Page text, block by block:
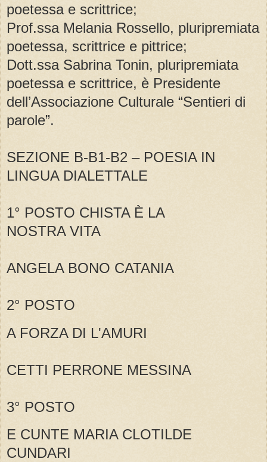
poetessa e scrittrice;
Prof.ssa Melania Rossello, pluripremiata
poetessa, scrittrice e pittrice;
Dott.ssa Sabrina Tonin, pluripremiata
poetessa e scrittrice, è Presidente
dell’Associazione Culturale “Sentieri di
parole”.
SEZIONE B-B1-B2 – POESIA IN
LINGUA DIALETTALE
1° POSTO CHISTA È LA
NOSTRA VITA
ANGELA BONO CATANIA
2° POSTO
A FORZA DI L'AMURI
CETTI PERRONE MESSINA
3° POSTO
E CUNTE MARIA CLOTILDE
CUNDARI